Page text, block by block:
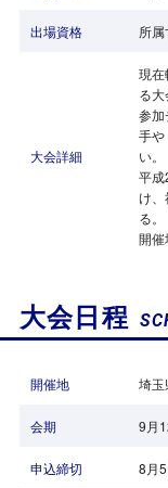
出場資格 所
大会詳細
現在
る大
参加
手や
い。
平成
け
る。
開催
大会日程
開催地 埼玉
会期 9月
申込締切 8月